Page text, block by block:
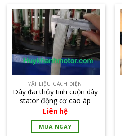
VẬT LIỆU CÁCH ĐIỆN
Dây đai thủy tinh cuộn dây
stator động cơ cao áp
Liên hệ
MUA NGAY